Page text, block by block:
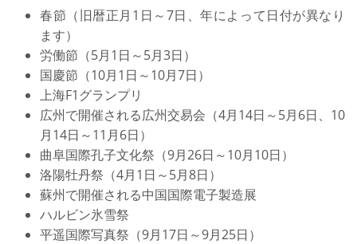
春節（旧暦正月1日～7日、年によって日付が異なり
ます）
労働節（5月1日～5月3日）
国慶節（10月1日～10月7日）
上海F1グランプリ
広州で開催される広州交易会（4月14日～5月6日、10
月14日～11月6日）
曲阜国際孔子文化祭（9月26日～10月10日）
洛陽牡丹祭（4月1日～5月8日）
蘇州で開催される中国国際電子製造展
ハルビン氷雪祭
平遥国際写真祭（9月17日～9月25日）